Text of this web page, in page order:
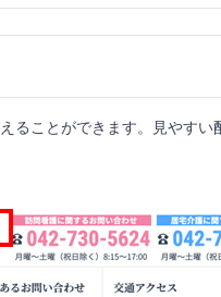
ることができます。見やすい